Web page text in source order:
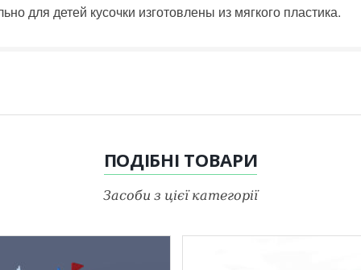
для детей кусочки изготовлены из мягкого пластика.
ПОДІБНІ ТОВАРИ
Засоби з цієї категорії